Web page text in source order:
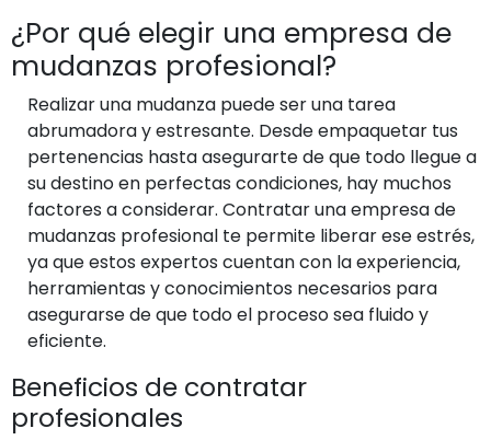
¿Por qué elegir una empresa de
mudanzas profesional?
Realizar una mudanza puede ser una tarea
abrumadora y estresante. Desde empaquetar tus
pertenencias hasta asegurarte de que todo llegue a
su destino en perfectas condiciones, hay muchos
factores a considerar. Contratar una empresa de
mudanzas profesional te permite liberar ese estrés,
ya que estos expertos cuentan con la experiencia,
herramientas y conocimientos necesarios para
asegurarse de que todo el proceso sea fluido y
eficiente.
Beneficios de contratar
profesionales